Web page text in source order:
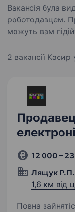
Вакансія була
роботодавцем.
можуть вам
2 вакансії Касир
12 000 –
Лящук
1,6 км від
Повна зайнятість. Опис вакансіїТебе